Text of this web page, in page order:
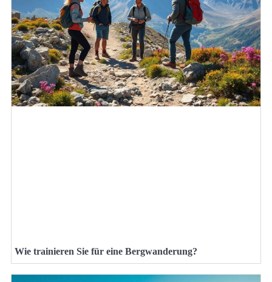
Wie trainieren Sie für eine Bergwanderung?